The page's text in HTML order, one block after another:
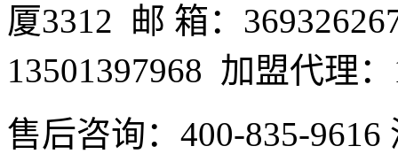
厦3312 邮 箱：
13501397968 加盟代理
售后咨询：400-835-